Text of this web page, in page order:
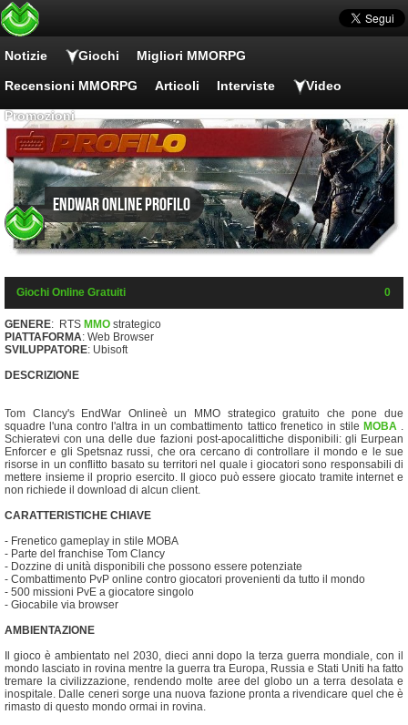
Notizie Giochi Migliori MMORPG
Recensioni MMORPG Articoli Interviste Video
Promozioni
EndWar Online Profilo
Giochi Online Gratuiti 0
GENERE: RTS MMO strategico
PIATTAFORMA: Web Browser
SVILUPPATORE: Ubisoft
DESCRIZIONE
Tom Clancy's EndWar Onlineè un MMO strategico gratuito che pone due
squadre l'una contro l'altra in un combattimento tattico frenetico in stile MOBA.
Schieratevi con una delle due fazioni post-apocalittiche disponibili: gli Eurpean
Enforcer e gli Spetsnaz russi, che ora cercano di controllare il mondo e le sue
risorse in un conflitto basato su territori nel quale i giocatori sono responsabili di
mettere insieme il proprio esercito. Il gioco può essere giocato tramite internet e
non richiede il download di alcun client.
CARATTERISTICHE CHIAVE
- Frenetico gameplay in stile MOBA
- Parte del franchise Tom Clancy
- Dozzine di unità disponibili che possono essere potenziate
- Combattimento PvP online contro giocatori provenienti da tutto il mondo
- 500 missioni PvE a giocatore singolo
- Giocabile via browser
AMBIENTAZIONE
Il gioco è ambientato nel 2030, dieci anni dopo la terza guerra mondiale, con il
mondo lasciato in rovina mentre la guerra tra Europa, Russia e Stati Uniti ha fatto
tremare la civilizzazione, rendendo molte aree del globo un a terra desolata e
inospitale. Dalle ceneri sorge una nuova fazione pronta a rivendicare quel che è
rimasto di questo mondo ormai in rovina.